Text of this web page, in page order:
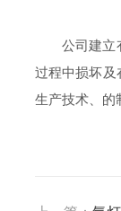
公司建立
过程中损坏及
生产技术、的